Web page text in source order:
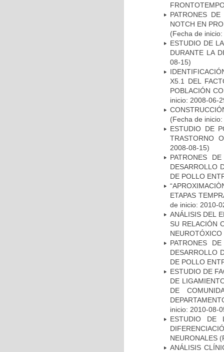
PATRONES
NOTCH EN
(Fecha de
ESTUDIO DE
DURANTE LA
08-15)
X5.1 DEL
POBLACIÓN
inicio: 2008-06-
(Fecha de
ESTUDIO DE
TRASTORNO
2008-08-15)
PATRONES
DESARROLLO
DE POLLO
ETAPAS
de inicio: 2010-
ANÁLISIS DEL
SU RELACIÓN
NEUROTÓXICO
PATRONES
DESARROLLO
DE POLLO
ESTUDIO DE
DE
DE
inicio: 2010-08-
ESTUDIO DE
NEURONALES
ANÁLISIS